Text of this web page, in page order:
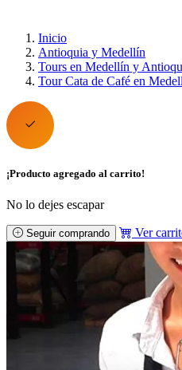
Inicio
Antioquia y Medellín
Tours en Medellín y
Tour Cata de Café en
¡Producto agregado al carrito!
No lo dejes escapar
Seguir comprando Ver